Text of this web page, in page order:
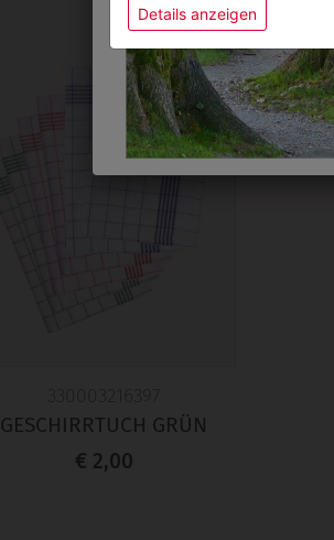
GESCHIRRTUCH GRÜN
€ 2,00
Details anzeigen